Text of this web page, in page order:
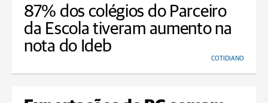
87% dos colégios do Parceiro
da Escola tiveram aumento na
nota do Ideb
COTIDIANO